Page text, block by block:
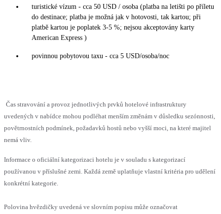
turistické vízum - cca 50 USD / osoba (platba na letišti po příletu
do destinace; platba je možná jak v hotovosti, tak kartou; při
platbě kartou je poplatek 3-5 %; nejsou akceptovány karty
American Express )
povinnou pobytovou taxu - cca 5 USD/osoba/noc
Čas stravování a provoz jednotlivých prvků hotelové infrastruktury
uvedených v nabídce mohou podléhat menším změnám v důsledku sezónnosti,
povětrnostních podmínek, požadavků hostů nebo vyšší moci, na které majitel
nemá vliv.
Informace o oficiální kategorizaci hotelu je v souladu s kategorizací
používanou v příslušné zemi. Každá země uplatňuje vlastní kritéria pro udělení
konkrétní kategorie.
Polovina hvězdičky uvedená ve slovním popisu může označovat